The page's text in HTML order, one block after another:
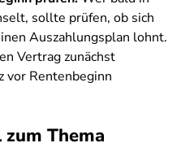
sollte prüfen, ob sich
Auszahlungsplan lohnt.
Vertrag zunächst
vor Rentenbeginn
Thema